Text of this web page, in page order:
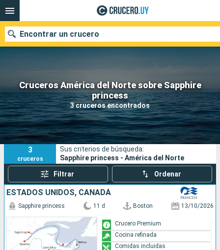
Cruceros América del Norte sobre Sapphire
princess
3 cruceros encontrados
Encontrar un crucero
Nuestros destinos
Fecha de salida
Puertos Compañías
Buscar
3
cruceros
Sus criterios de búsqueda:
Sapphire princess - América del Norte
Filtrar Ordenar
ESTADOS UNIDOS, CANADÁ
Sapphire princess 11 d Boston 13/10/2026
Crucero Premium
Cocina refinada
Comidas incluidas